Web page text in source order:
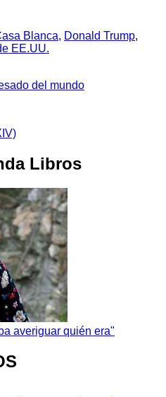
Blanca, Donald Trump,
EE.UU.
del mundo
averiguar quién era"